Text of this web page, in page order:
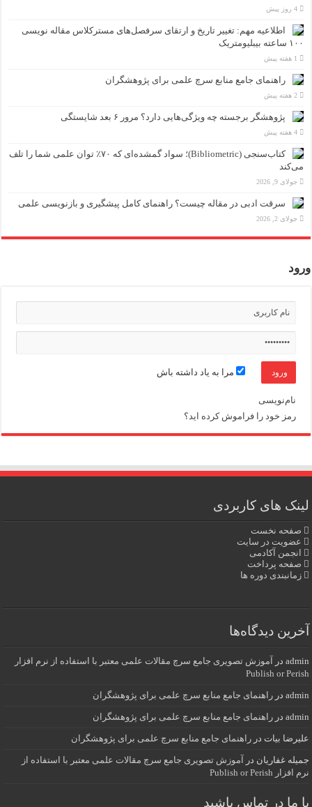
4 روز پیش
اطلاعیه مهم: تغییر تاریخ و ارتقای سرفصل‌های مسترکلاس مقاله نویسی
۱۰۰ ساعته بیبلیومتریک
1 هفته پیش
راهنمای جامع منابع سرچ علمی برای پژوهشگران
2 هفته پیش
پژوهشگر برجسته چه ویژگی‌هایی دارد؟ مرور ۶ بعد شایستگی
4 هفته پیش
کتاب‌سنجی (Bibliometric)؛ سواد گمشده‌ای که ۷۰٪ توان علمی شما را تلف
می‌کند
جولای 9, 2026
سرقت ادبی در مقاله چیست؟ راهنمای کامل پیشگیری و بازنویسی علمی
جولای 2, 2026
ورود
مرا به یاد داشته باش
نام‌نویسی
رمز خود را فراموش کرده اید؟
لینک های کاربردی
صفحه نخست
عضویت در سایت
انجمن آکادمی
صفحه پرداخت
زمانبندی دوره ها
آخرین دیدگاه‌ها
admin در
آموزش تصویری جامع سرچ مقالات علمی معتبر با استفاده از نرم افزار
Publish or Perish
admin درراهنمای جامع منابع سرچ علمی برای پژوهشگران
admin درراهنمای جامع منابع سرچ علمی برای پژوهشگران
علیرضا بیات درراهنمای جامع منابع سرچ علمی برای پژوهشگران
جمیله غفاریان در
آموزش تصویری جامع سرچ مقالات علمی معتبر با استفاده از
نرم افزار Publish or Perish
با ما در تماس باشید